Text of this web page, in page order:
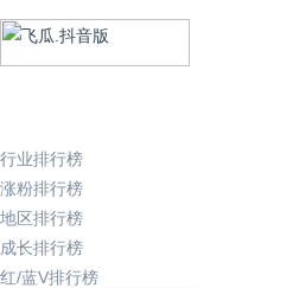
行业排行榜
涨粉排行榜
地区排行榜
成长排行榜
红/蓝V排行榜